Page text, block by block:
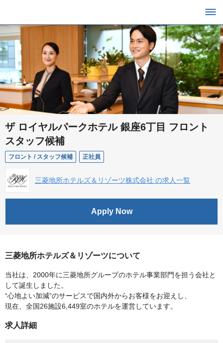
ザ ロイヤルパークホテル 銀座6丁目 フロント
スタッフ候補
フロント / スタッフ候補 正社員
三菱地所ホテルズ＆リゾーツ株式会社 の求人一覧
Apply Now
三菱地所ホテルズ＆リゾーツについて
当社は、2000年に三菱地所グループのホテル事業部門を担う会社と
して誕生しました。
“心地よい加減”のサービスで国内外からお客様をお迎えし、
現在、全国26施設6,449室のホテルを運営しています。
求人詳細